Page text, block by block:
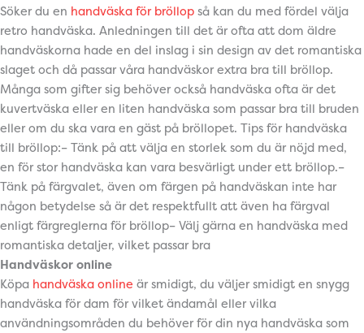
Söker du en handväska för bröllop så kan du med fördel välja
retro handväska. Anledningen till det är ofta att dom äldre
handväskorna hade en del inslag i sin design av det romantiska
slaget och då passar våra handväskor extra bra till bröllop.
Många som gifter sig behöver också handväska ofta är det
kuvertväska eller en liten handväska som passar bra till bruden
eller om du ska vara en gäst på bröllopet. Tips för handväska
till bröllop:– Tänk på att välja en storlek som du är nöjd med,
en för stor handväska kan vara besvärligt under ett bröllop.–
Tänk på färgvalet, även om färgen på handväskan inte har
någon betydelse så är det respektfullt att även ha färgval
enligt färgreglerna för bröllop– Välj gärna en handväska med
romantiska detaljer, vilket passar bra
Handväskor online
Köpa handväska online är smidigt, du väljer smidigt en snygg
handväska för dam för vilket ändamål eller vilka
användningsområden du behöver för din nya handväska som